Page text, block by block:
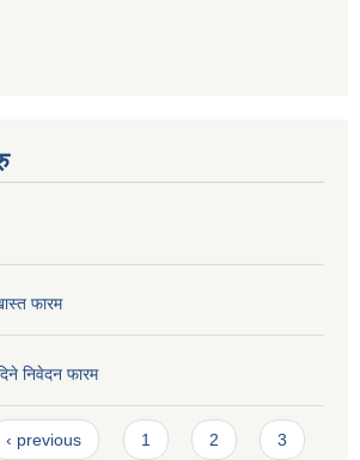
फारम
निवेदन फारम
‹ previous 1 2 3